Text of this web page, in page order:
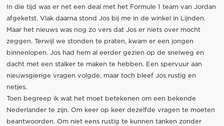
In die tijd was er net een deal met het Formule 1 team van Jordan
afgeketst. Vlak daarna stond Jos bij me in de winkel in Lijnden.
Maar het nieuws was nog zo vers dat Jos er niets over mocht
zeggen. Terwijl we stonden te praten, kwam er een jongen
binnenlopen. Jos had hem al eerder gezien op de snelweg en
dacht met een stalker te maken te hebben. Een spervuur aan
nieuwsgierige vragen volgde, maar toch bleef Jos rustig en
netjes.
Toen begreep ik wat het moet betekenen om een bekende
Nederlander te zijn. Om keer op keer dezelfde vragen te moeten
beantwoorden. Om niet eens rustig te kunnen tanken zonder